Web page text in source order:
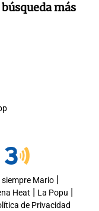
más
siempre Mario|
Heat | La Popu |
de Privacidad